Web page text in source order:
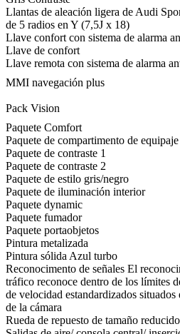
Llantas de aleación ligera de Audi
de 5 radios en Y (7,5J x 18)
Llave confort con sistema de alarma
Llave de confort
Llave remota con sistema de alarma
MMI navegación plus
Pack Vision
Paquete Comfort
Paquete de compartimento de equipaje
Paquete de contraste 1
Paquete de contraste 2
Paquete de estilo gris/negro
Paquete de iluminación interior
Paquete dynamic
Paquete fumador
Paquete portaobjetos
Pintura metalizada
Pintura sólida Azul turbo
Reconocimento de señales El
tráfico reconoce dentro de los límites
de velocidad estandardizados
de la cámara
Rueda de repuesto de tamaño reducido